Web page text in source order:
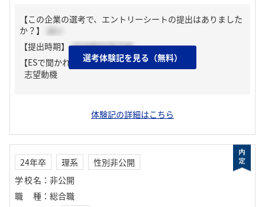
【この企業の選考で、エントリーシートの提出はありました
か？】
はい
【提出時期】 2024年02月下旬
【ESで聞かれた質問】
志望動機
体験記の詳細はこちら
選考体験記を見る（無料）
24年卒 理系
性別非公開
学校名 ： 非公開
職種 ： 総合職